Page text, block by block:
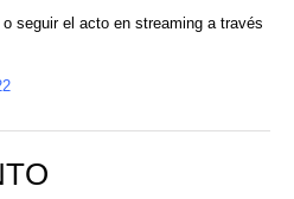
seguir el acto en streaming a través